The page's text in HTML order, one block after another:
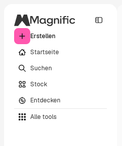
Erstellen
Startseite
Suchen
Stock
Entdecken
Alle tools